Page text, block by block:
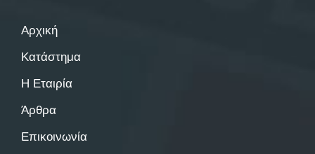
Αρχική
Κατάστημα
Η Εταιρία
Άρθρα
Επικοινωνία